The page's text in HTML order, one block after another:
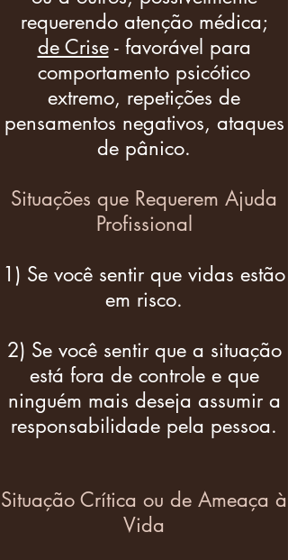
requerendo atenção médica;
de Crise- favorável para
comportamento psicótico
extremo, repetições de
pensamentos negativos, ataques
de pânico.
Situações que Requerem Ajuda
Profissional
1) Se você sentir que vidas estão
em risco.
2) Se você sentir que a situação
está fora de controle e que
ninguém mais deseja assumir a
responsabilidade pela pessoa.​
Situação Crítica ou de Ameaça à
Vida